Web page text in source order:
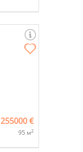
255000 €
95 м2